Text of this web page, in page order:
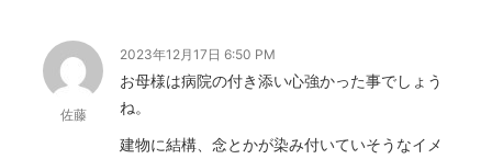
佐藤
2023年12月17日 6:50 PM
お母様は病院の付き添い心強かった事でしょう
ね。
建物に結構、念とかが染み付いていそうなイメ